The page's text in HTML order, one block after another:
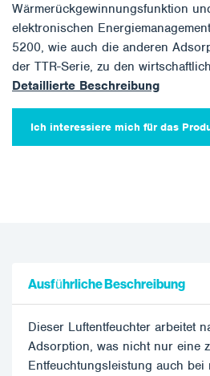
Wärmerückgewinnungsfunktion
elektronischen
5200, wie auch die anderen
der TTR-Serie, zu den
Detaillierte Beschreibung
Ich interessiere mich für das
Ausführliche Beschreibung
Dieser Luftentfeuchter arbeitet
Adsorption, was nicht nur eine
Entfeuchtungsleistung auch bei